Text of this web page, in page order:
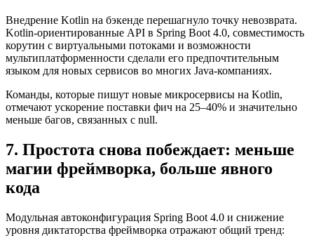
Внедрение Kotlin на бэкенде перешагнуло точку невозврата.
Kotlin-ориентированные API в Spring Boot 4.0, совместимость
корутин с виртуальными потоками и возможности
мультиплатформенности сделали его предпочтительным
языком для новых сервисов во многих Java-компаниях.
Команды, которые пишут новые микросервисы на Kotlin,
отмечают ускорение поставки фич на 25–40% и значительно
меньше багов, связанных с null.
7. Простота снова побеждает: меньше
магии фреймворка, больше явного
кода
Модульная автоконфигурация Spring Boot 4.0 и снижение
уровня диктаторства фреймворка отражают общий тренд: